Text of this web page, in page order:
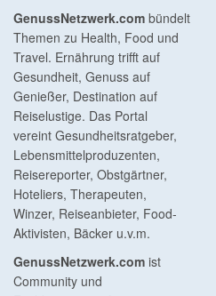
GenussNetzwerk.com bündelt
Themen zu Health, Food und
Travel. Ernährung trifft auf
Gesundheit, Genuss auf
Genießer, Destination auf
Reiselustige. Das Portal
vereint Gesundheitsratgeber,
Lebensmittelproduzenten,
Reisereporter, Obstgärtner,
Hoteliers, Therapeuten,
Winzer, Reiseanbieter, Food-
Aktivisten, Bäcker u.v.m.
GenussNetzwerk.com ist
Community und